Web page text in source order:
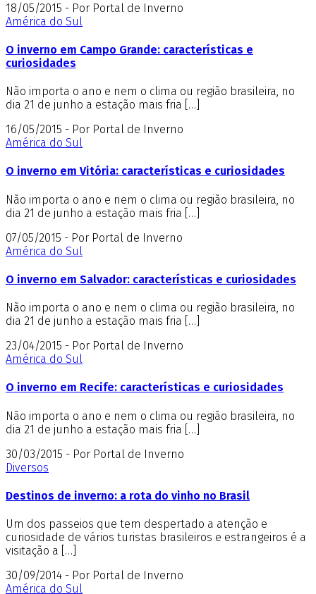
18/05/2015 - Por Portal de Inverno
América do Sul
O inverno em Campo Grande: características e
curiosidades
Não importa o ano e nem o clima ou região brasileira, no
dia 21 de junho a estação mais fria […]
16/05/2015 - Por Portal de Inverno
América do Sul
O inverno em Vitória: características e curiosidades
Não importa o ano e nem o clima ou região brasileira, no
dia 21 de junho a estação mais fria […]
07/05/2015 - Por Portal de Inverno
América do Sul
O inverno em Salvador: características e curiosidades
Não importa o ano e nem o clima ou região brasileira, no
dia 21 de junho a estação mais fria […]
23/04/2015 - Por Portal de Inverno
América do Sul
O inverno em Recife: características e curiosidades
Não importa o ano e nem o clima ou região brasileira, no
dia 21 de junho a estação mais fria […]
30/03/2015 - Por Portal de Inverno
Diversos
Destinos de inverno: a rota do vinho no Brasil
Um dos passeios que tem despertado a atenção e
curiosidade de vários turistas brasileiros e estrangeiros é a
visitação a […]
30/09/2014 - Por Portal de Inverno
América do Sul